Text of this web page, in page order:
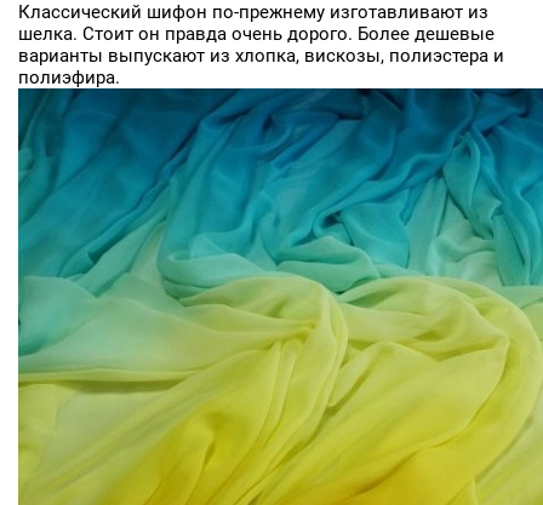
Классический шифон по-прежнему изготавливают из
шелка. Стоит он правда очень дорого. Более дешевые
варианты выпускают из хлопка, вискозы, полиэстера и
полиэфира.